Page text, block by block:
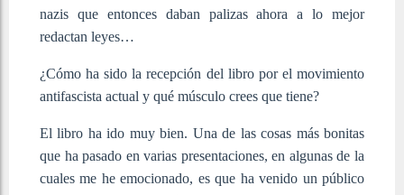
nazis que entonces daban palizas ahora a lo mejor
redactan leyes…
¿Cómo ha sido la recepción del libro por el movimiento
antifascista actual y qué músculo crees que tiene?
El libro ha ido muy bien. Una de las cosas más bonitas
que ha pasado en varias presentaciones, en algunas de la
cuales me he emocionado, es que ha venido un público